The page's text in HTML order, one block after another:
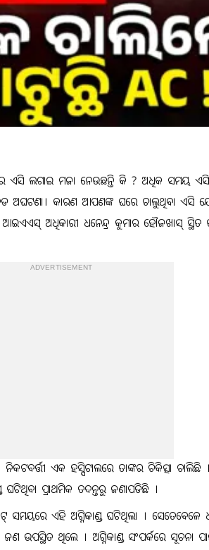
ଏସି ଲଗାଇ ମଜା ନେଉଛନ୍ତି କି ? ଅଧିକ ସମୟ
ଅଘଟଣା। କାରଣ ଆପଣଙ୍କ ଘରେ ଚାଲୁଥିବା ଏସି
ଅଧିକାରୀ ଧନେନ୍ଦ୍ର କୁମାର ହୌଜଖାସ୍ ସ୍ଥିତ
ADVERTISEMENT
ଏକ ହସ୍ପିଟାଲରେ ତାଙ୍କର ଚିକିତ୍ସା
ପ୍ରାଥମିକ ତଦନ୍ତରୁ ଜଣାପଡିଛି ।
ଏହି ଅଗ୍ନିକାଣ୍ଡ ଘଟିଥିଲା । ସେତେବେଳେ
ଉପସ୍ଥିତ ଥିଲେ । ଅଗ୍ନିକାଣ୍ଡ ସଂପର୍କରେ ସୂଚନା